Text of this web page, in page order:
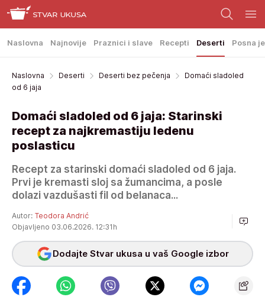
Naslovna Najnovije Praznici i slave Recepti Deserti Posna
Naslovna Deserti Deserti bez pečenja
Domaći sladoled
od 6 jaja
Domaći sladoled od 6 jaja: Starinski
recept za najkremastiju ledenu
poslasticu
Recept za starinski domaći sladoled od 6 jaja.
Prvi je kremasti sloj sa žumancima, a posle
dolazi vazdušasti fil od belanaca...
Autor: Teodora Andrić
Objavljeno 03.06.2026. 12:31h
Dodajte Stvar ukusa u vaš Google izbor